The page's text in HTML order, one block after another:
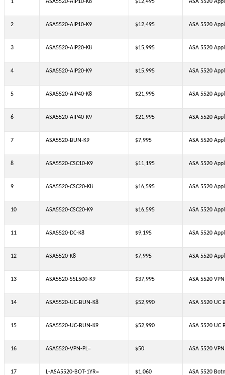
1 ASA5520-AIP10-K8 $12,495 ASA 5520
2 ASA5520-AIP10-K9 $12,495 ASA 5520
3 ASA5520-AIP20-K8 $15,995 ASA 5520
4 ASA5520-AIP20-K9 $15,995 ASA 5520
5 ASA5520-AIP40-K8 $21,995 ASA 5520
6 ASA5520-AIP40-K9 $21,995 ASA 5520
7 ASA5520-BUN-K9 $7,995 ASA 5520
8 ASA5520-CSC10-K9 $11,195 ASA 5520
9 ASA5520-CSC20-K8 $16,595 ASA 5520
10 ASA5520-CSC20-K9 $16,595 ASA 5520
11 ASA5520-DC-K8 $9,195 ASA 5520
12 ASA5520-K8 $7,995 ASA 5520
13 ASA5520-SSL500-K9 $37,995 ASA 5520
14 ASA5520-UC-BUN-K8 $52,990 ASA 5520 UC
15 ASA5520-UC-BUN-K9 $52,990 ASA 5520 UC
16 ASA5520-VPN-PL= $50 ASA 5520
17 L-ASA5520-BOT-1YR= $1,060 ASA 5520